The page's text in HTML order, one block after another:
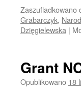
Zaszufladkowano
Grabarczyk,
Dzięgielewska |
Grant
Opublikowano 18